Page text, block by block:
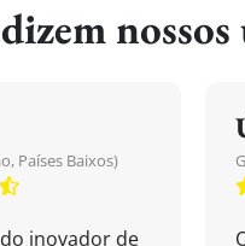
Países Baixos)
inovador de